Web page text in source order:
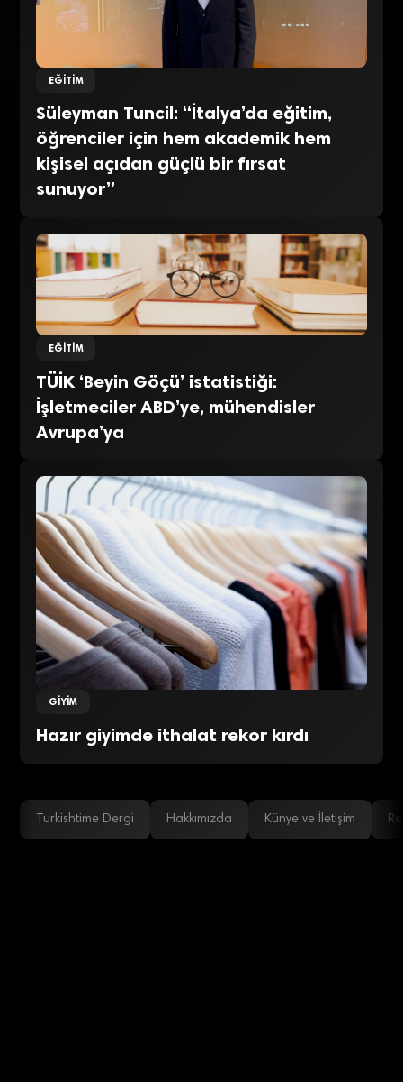
EĞITIM
Süleyman Tuncil: “İtalya’da eğitim,
öğrenciler için hem akademik hem
kişisel açıdan güçlü bir fırsat
sunuyor”
EĞITIM
TÜİK ‘Beyin Göçü’ istatistiği:
İşletmeciler ABD’ye, mühendisler
Avrupa’ya
GIYIM
Hazır giyimde ithalat rekor kırdı
Turkishtime Dergi Hakkımızda Künye ve İletişim